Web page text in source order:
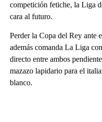
competición fetiche, la Liga
cara al futuro.
Perder la Copa del Rey ante
además comanda La Liga
directo entre ambos
mazazo lapidario para el
blanco.